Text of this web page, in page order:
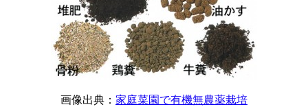
画像出典： 家庭菜園で有機無農薬栽培